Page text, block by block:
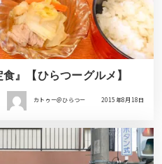
』【ひらつーグルメ】
カトゥー＠ひらつー 2015年8月18日